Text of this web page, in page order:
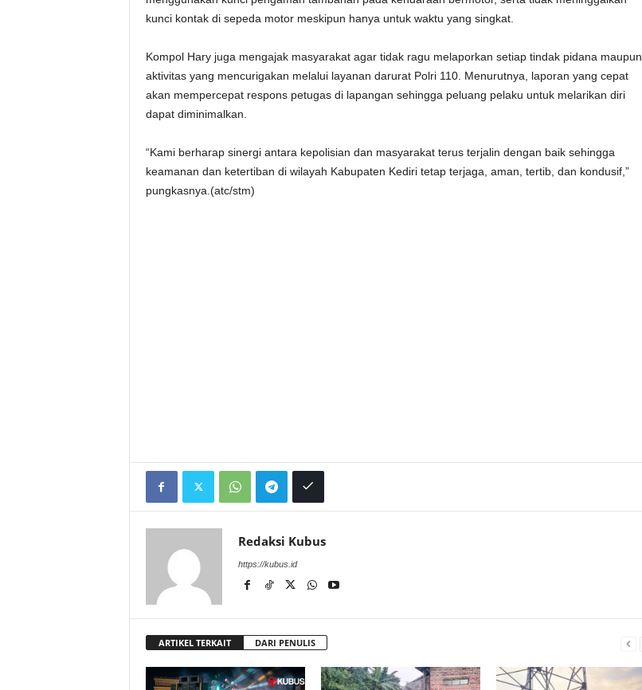
kunci kontak di sepeda motor meskipun hanya untuk waktu yang singkat.
Kompol Hary juga mengajak masyarakat agar tidak ragu melaporkan setiap tindak pidana maupun
aktivitas yang mencurigakan melalui layanan darurat Polri 110. Menurutnya, laporan yang cepat
akan mempercepat respons petugas di lapangan sehingga peluang pelaku untuk melarikan diri
dapat diminimalkan.
“Kami berharap sinergi antara kepolisian dan masyarakat terus terjalin dengan baik sehingga
keamanan dan ketertiban di wilayah Kabupaten Kediri tetap terjaga, aman, tertib, dan kondusif,”
pungkasnya.(atc/stm)
Redaksi Kubus
https://kubus.id
ARTIKEL TERKAIT DARI PENULIS